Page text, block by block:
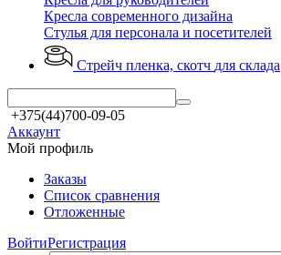
Кресла современного дизайна
Стулья для персонала и посетителей
Стрейч пленка, скотч для склада
+375(44)700-09-05
Аккаунт
Мой профиль
Заказы
Список сравнения
Отложенные
ВойтиРегистрация